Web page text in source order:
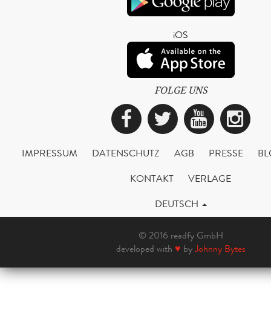
iOS
FOLGE UNS
Facebook
Twitter
IMPRESSUM DATENSCHUTZ AGB PRESSE
KONTAKT
VERLAGE
DEUTSCH
© 2016 readfy GmbH
developed with ♥ byJohnny Bytes